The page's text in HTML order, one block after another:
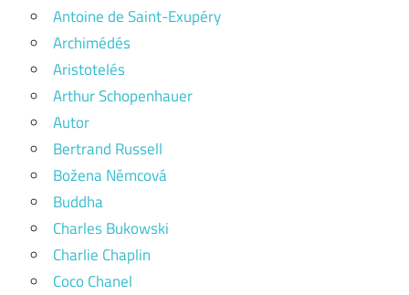
Antoine de Saint-Exupéry
Archimédés
Aristotelés
Arthur Schopenhauer
Autor
Bertrand Russell
Božena Němcová
Buddha
Charles Bukowski
Charlie Chaplin
Coco Chanel